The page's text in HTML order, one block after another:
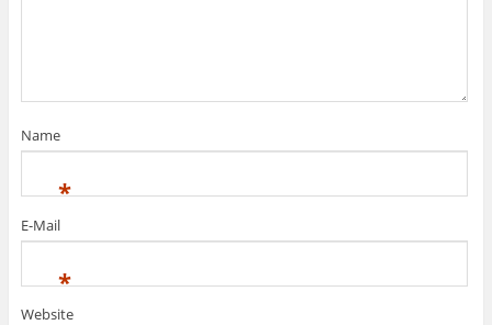
Name
*
E-Mail
*
Website